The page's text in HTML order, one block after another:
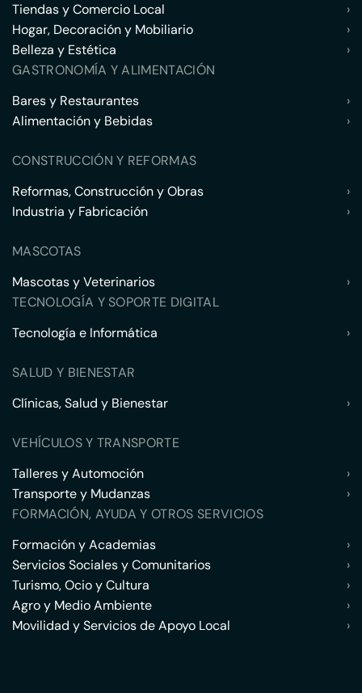
Tiendas y Comercio Local
›
Hogar, Decoración y Mobiliario
›
Belleza y Estética
›
GASTRONOMÍA Y ALIMENTACIÓN
Bares y Restaurantes
›
Alimentación y Bebidas
›
CONSTRUCCIÓN Y REFORMAS
Reformas, Construcción y Obras
›
Industria y Fabricación
›
MASCOTAS
Mascotas y Veterinarios
›
TECNOLOGÍA Y SOPORTE DIGITAL
Tecnología e Informática
›
SALUD Y BIENESTAR
Clínicas, Salud y Bienestar
›
VEHÍCULOS Y TRANSPORTE
Talleres y Automoción
›
Transporte y Mudanzas
›
FORMACIÓN, AYUDA Y OTROS SERVICIOS
Formación y Academias
›
Servicios Sociales y Comunitarios
›
Turismo, Ocio y Cultura
›
Agro y Medio Ambiente
›
Movilidad y Servicios de Apoyo Local
›